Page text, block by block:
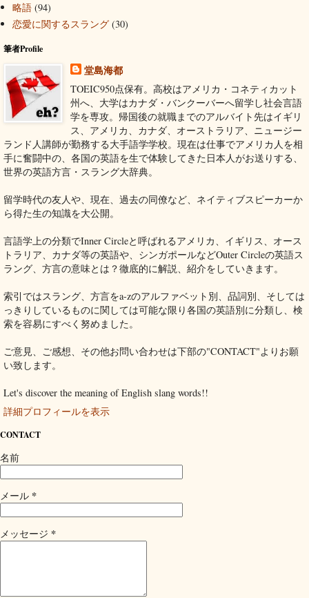
略語 (94)
恋愛に関するスラング (30)
筆者Profile
堂島海都
TOEIC950点保有。高校はアメリカ・コネティカット
州へ、大学はカナダ・バンクーバーへ留学し社会言語
学を専攻。帰国後の就職までのアルバイト先はイギリ
ス、アメリカ、カナダ、オーストラリア、ニュージー
ランド人講師が勤務する大手語学学校。現在は仕事でアメリカ人を相
手に奮闘中の、各国の英語を生で体験してきた日本人がお送りする、
世界の英語方言・スラング大辞典。
留学時代の友人や、現在、過去の同僚など、ネイティブスピーカーか
ら得た生の知識を大公開。
言語学上の分類でInner Circleと呼ばれるアメリカ、イギリス、オース
トラリア、カナダ等の英語や、シンガポールなどOuter Circleの英語ス
ラング、方言の意味とは？徹底的に解説、紹介をしていきます。
索引ではスラング、方言をa-zのアルファベット別、品詞別、そしては
っきりしているものに関しては可能な限り各国の英語別に分類し、検
索を容易にすべく努めました。
ご意見、ご感想、その他お問い合わせは下部の"CONTACT"よりお願
い致します。
Let's discover the meaning of English slang words!!
詳細プロフィールを表示
CONTACT
名前
メール *
メッセージ *